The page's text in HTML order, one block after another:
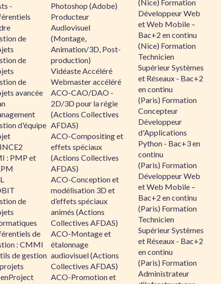
-
de
de
de
avancée
d'équipe
: PMP et
de
de
: CMMI
de gestion
Photoshop (Adobe)
Producteur
Audiovisuel
(Montage,
Animation/3D, Post-
production)
Vidéaste Accéléré
Webmaster accéléré
ACO-CAO/DAO -
2D/3D pour la régie
(Actions Collectives
AFDAS)
ACO-Compositing et
effets spéciaux
(Actions Collectives
AFDAS)
ACO-Conception et
modélisation 3D et
d’effets spéciaux
animés (Actions
Collectives AFDAS)
ACO-Montage et
étalonnage
audiovisuel (Actions
Collectives AFDAS)
ACO-Promotion et
(Nice) Formation
Développeur Web
et Web Mobile –
Bac+2 en continu
(Nice) Formation
Technicien
Supérieur Systèmes
et Réseaux - Bac+2
en continu
(Paris) Formation
Concepteur
Développeur
d'Applications
Python - Bac+3 en
continu
(Paris) Formation
Développeur Web
et Web Mobile –
Bac+2 en continu
(Paris) Formation
Technicien
Supérieur Systèmes
et Réseaux - Bac+2
en continu
(Paris) Formation
Administrateur